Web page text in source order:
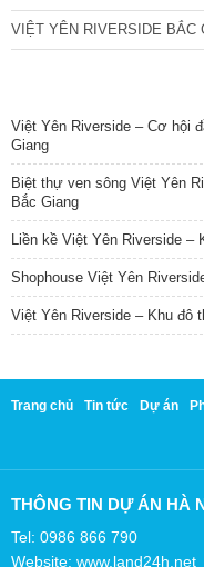
VIỆT YÊN RIVERSIDE BẮC
Việt Yên Riverside – Cơ hội
Giang
Biệt thự ven sông Việt Yên
Bắc Giang
Liền kề Việt Yên Riverside –
Shophouse Việt Yên
Việt Yên Riverside – Khu đô
Trang chủ Tin tức Dự án
THÔNG TIN DỰ ÁN HÀ
Tel: 0986 866 790
Website: www.land24h.net